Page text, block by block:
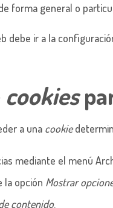
forma general o
debe ir a la
cookies
a una cookie
mediante el menú
la opción Mostrar
contenido.